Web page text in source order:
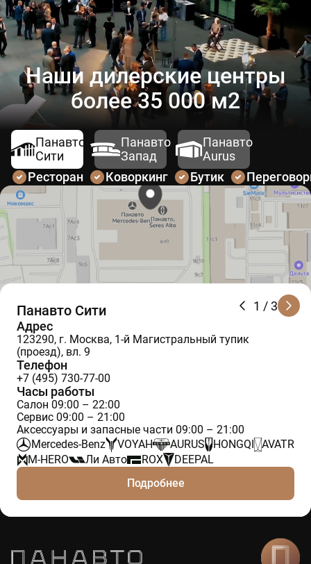
Наши дилерские центры
более 35 000 м2
Панавто
Сити
Панавто
Запад
Панавто
Aurus
Ресторан
Коворкинг Бутик
1 / 3
Панавто Сити
Адрес
123290, г. Москва, 1-й Магистральный тупик
(проезд), вл. 9
Телефон
+7 (495) 730-77-00
Часы работы
Салон 09:00 – 22:00
Сервис 09:00 – 21:00
Аксессуары и запасные части 09:00 – 21:00
Mercedes-Benz
VOYAH AURUS HONGQI
AVATR
M-HERO
Ли Авто ROX
DEEPAL
Подробнее